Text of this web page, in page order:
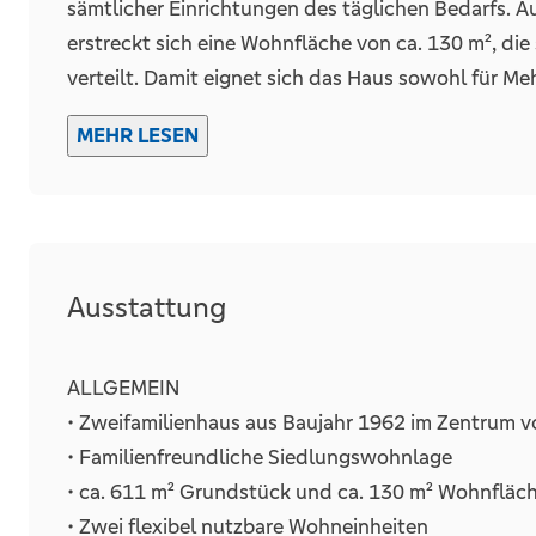
Garage
sämtlicher Einrichtungen des täglichen Bedarfs.
erstreckt sich eine Wohnfläche von ca. 130 m²,
verteilt. Damit eignet sich das Haus sowohl für
Eigennutzung mit zusätzlicher Vermietungsoption
erfolgten zudem umfangreiche Umbau- und
Außenbereich. Angrenzend befindet sich ein
bieten ausreichend Platz für Schlaf-, Kinder- oder
durch ein Tageslichtbad, das mit Dusche, WC und
Im Dachgeschoss befindet sich die zweite
Wohnatmosphäre bietet. Hier bildet der offene
zentralen Lebensmittelpunkt. Eine Wendeltreppe
MEHR LESEN
Ausstattung
ALLGEMEIN
• Zweifamilienhaus aus Baujahr 1962 im Zentrum
• Familienfreundliche Siedlungswohnlage
• ca. 611 m² Grundstück und ca. 130 m²
• Zwei flexibel nutzbare Wohneinheiten